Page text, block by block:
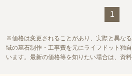
1
価格は変更されることがあり、実際と異な
域の墓石制作・工事費を元にライフドット独
います。最新の価格等を知りたい場合は、資